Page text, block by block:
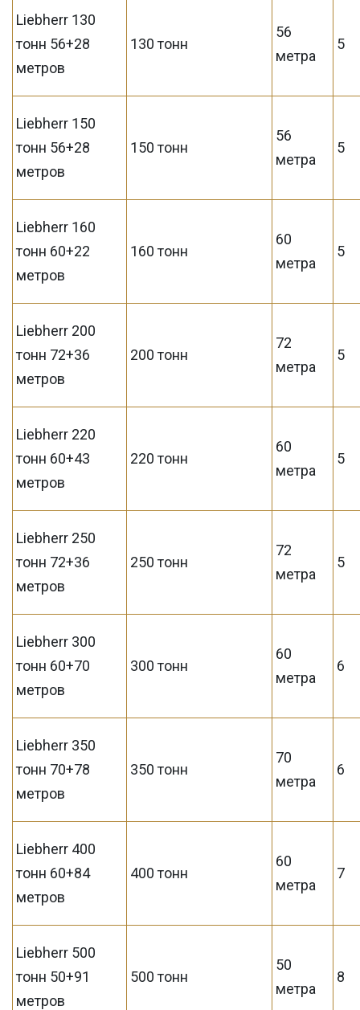
Liebherr 130
тонн 56+28
метров
130 тонн
56
метра
5
Liebherr 150
тонн 56+28
метров
150 тонн
56
метра
5
Liebherr 160
тонн 60+22
метров
160 тонн
60
метра
5
Liebherr 200
тонн 72+36
метров
200 тонн
72
метра
5
Liebherr 220
тонн 60+43
метров
220 тонн
60
метра
5
Liebherr 250
тонн 72+36
метров
250 тонн
72
метра
5
Liebherr 300
тонн 60+70
метров
300 тонн
60
метра
6
Liebherr 350
тонн 70+78
метров
350 тонн
70
метра
6
Liebherr 400
тонн 60+84
метров
400 тонн
60
метра
7
Liebherr 500
тонн 50+91
метров
500 тонн
50
метра
8